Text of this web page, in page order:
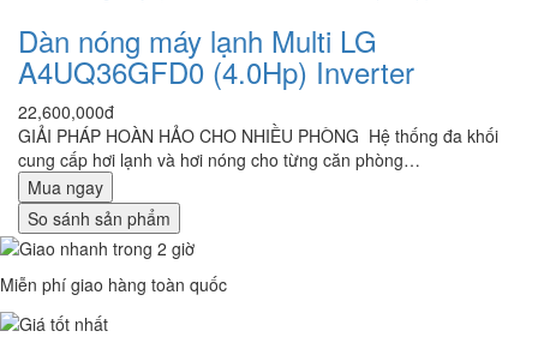
Dàn nóng máy lạnh Multi LG
A4UQ36GFD0 (4.0Hp) Inverter
22,600,000đ
GIẢI PHÁP HOÀN HẢO CHO NHIỀU PHÒNG Hệ thống đa khối
cung cấp hơi lạnh và hơi nóng cho từng căn phòng…
Mua ngay
So sánh sản phẩm
Miễn phí giao hàng toàn quốc